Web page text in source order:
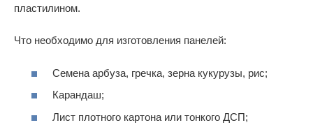
пластилином.
Что необходимо для изготовления панелей:
Семена арбуза, гречка, зерна кукурузы, рис;
Карандаш;
Лист плотного картона или тонкого ДСП;